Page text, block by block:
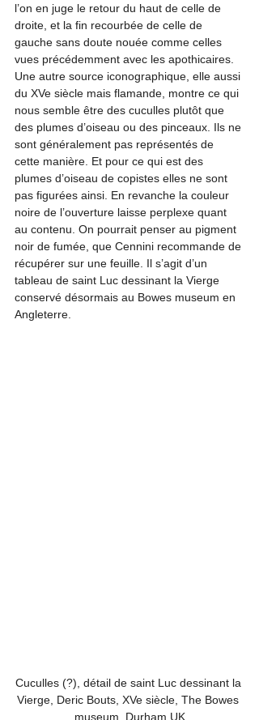
l’on en juge le retour du haut de celle de
droite, et la fin recourbée de celle de
gauche sans doute nouée comme celles
vues précédemment avec les apothicaires.
Une autre source iconographique, elle aussi
du XVe siècle mais flamande, montre ce qui
nous semble être des cuculles plutôt que
des plumes d’oiseau ou des pinceaux. Ils ne
sont généralement pas représentés de
cette manière. Et pour ce qui est des
plumes d’oiseau de copistes elles ne sont
pas figurées ainsi. En revanche la couleur
noire de l’ouverture laisse perplexe quant
au contenu. On pourrait penser au pigment
noir de fumée, que Cennini recommande de
récupérer sur une feuille. Il s’agit d’un
tableau de saint Luc dessinant la Vierge
conservé désormais au Bowes museum en
Angleterre.
Cuculles (?), détail de saint Luc dessinant la
Vierge, Deric Bouts, XVe siècle, The Bowes
museum, Durham UK